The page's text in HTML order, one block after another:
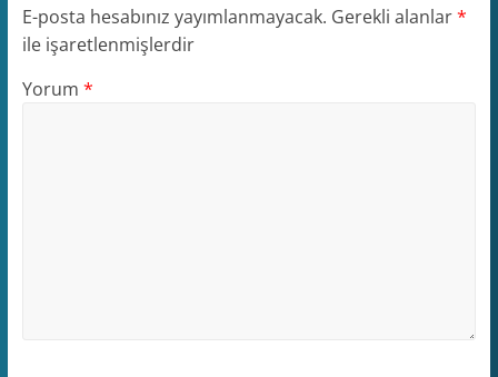
E-posta hesabınız yayımlanmayacak. Gerekli alanlar*
ile işaretlenmişlerdir
Yorum *